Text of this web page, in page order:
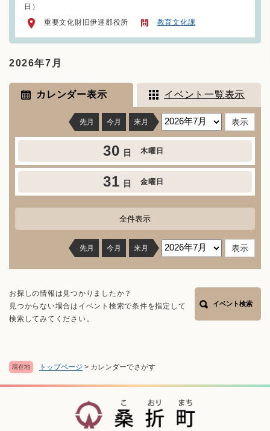
現在地 トップページ > カレンダーでさがす
日）
重要文化財旧伊達郡役所
教育文化課
2026年7月
カレンダー表示 イベント一覧表示
先月 今月 来月
30 日 木曜日
31 日 金曜日
全件表示
先月 今月 来月
お探しの情報は見つかりましたか？
見つからない場合はイベント検索で条件を指定して
検索してみてください。
イベント検索